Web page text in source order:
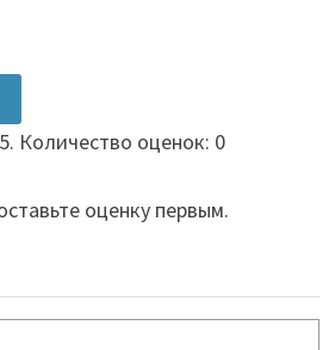
Количество оценок: 0
оценку первым.